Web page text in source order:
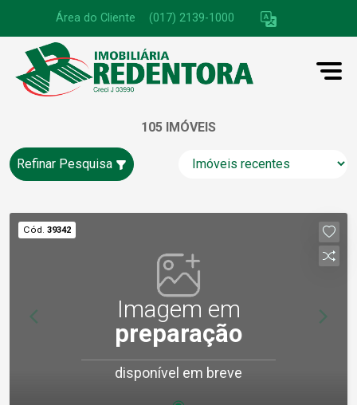
Área do Cliente (017) 2139-1000
105 IMÓVEIS
Refinar Pesquisa
Cód. 39342
Imagem em
preparação
disponível em breve